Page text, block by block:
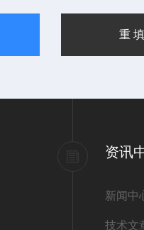
资讯
新闻中
技术文